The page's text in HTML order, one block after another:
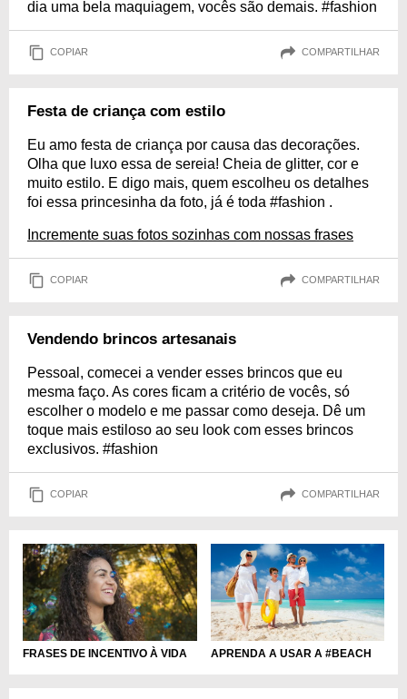
dia uma bela maquiagem, vocês são demais. #fashion
COPIAR COMPARTILHAR
Festa de criança com estilo
Eu amo festa de criança por causa das decorações.
Olha que luxo essa de sereia! Cheia de glitter, cor e
muito estilo. E digo mais, quem escolheu os detalhes
foi essa princesinha da foto, já é toda #fashion .
Incremente suas fotos sozinhas com nossas frases
COPIAR COMPARTILHAR
Vendendo brincos artesanais
Pessoal, comecei a vender esses brincos que eu
mesma faço. As cores ficam a critério de vocês, só
escolher o modelo e me passar como deseja. Dê um
toque mais estiloso ao seu look com esses brincos
exclusivos. #fashion
COPIAR COMPARTILHAR
FRASES DE INCENTIVO À VIDA APRENDA A USAR A #BEACH